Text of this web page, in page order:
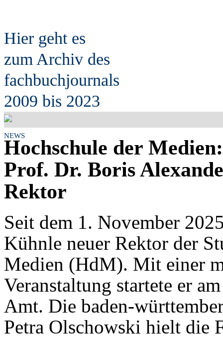
Hier geht es
zum Archiv des
fachbuchjournals
2009 bis 2023
NEWS
Hochschule der Medien:
Prof. Dr. Boris
Rektor
Seit dem 1. November
Kühnle neuer Rektor der
Medien (HdM). Mit einer
Veranstaltung startete er
Amt. Die baden-
Petra Olschowski hielt die